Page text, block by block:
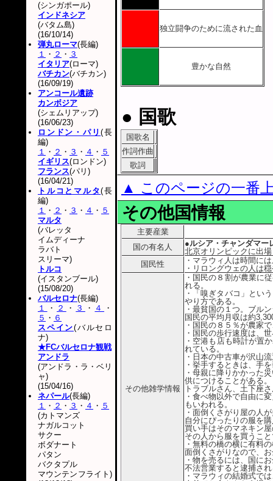
独立闘争のために流された血
豊かな自然
● 国歌
国歌名
作詞作曲
歌詞
▲ このページの一番
その他国情報
主要産業
国の有名人
●ルシア・チャンダマー
北京オリンピックに出
国民性
・マラウィ人は時間に
・リロングウェの人は
その他雑学情報
・国民の８割が農業に
れる。
・「嗅ぎタバコ」とい
やり方である。
・最貧国の１つ。ブル
国民の平均月収は約
・国民の８５％が農家
・国民の歩行速度は、
・空港も店も時計が置
れている。
・日本の中古車が沢山
・挙手するときは、手
・母親に降りかかった
供につけることがある。
トラブルさん、土下座
・食べ物以外で自由に
もいわれる。
・面倒くさがり屋の人
自分にぴったりの服を
買い手はそのマネキン
その人から服を買うこ
・無料の橋の横に有料
面倒くさがりなので、
・物を売るには、国に
不法営業すると逮捕さ
・マラウィの結婚式で
(シンガポール)
インドネシア
(バタム島)
(16/10/14)
弾丸ローマ(長編)
１ ・ ２ ・ ３
イタリア(ローマ)
バチカン(バチカン)
(16/09/19)
アンコール遺跡
カンボジア
(シェムリアップ)
(16/06/23)
ロンドン・パリ(長
編)
１ ・ ２ ・ ３ ・ ４ ・ ５
イギリス(ロンドン)
フランス(パリ)
(16/04/21)
トルコとマルタ(長
編)
１ ・ ２ ・ ３ ・ ４ ・ ５
マルタ
(バレッタ
イムディーナ
ラバト
スリーマ)
トルコ
(イスタンブール)
(15/08/20)
バルセロナ(長編)
１
・ ２ ・ ３ ・ ４
・
５ ・ ６
スペイン(バルセロ
ナ)
★FCバルセロナ観戦
アンドラ
(アンドラ・ラ・ベリ
ャ)
(15/04/16)
ネパール(長編)
１ ・ ２ ・ ３ ・ ４ ・ ５
(カトマンズ
ナガルコット
サクー
ボダナート
パタン
バクタプル
マウンテンフライト)